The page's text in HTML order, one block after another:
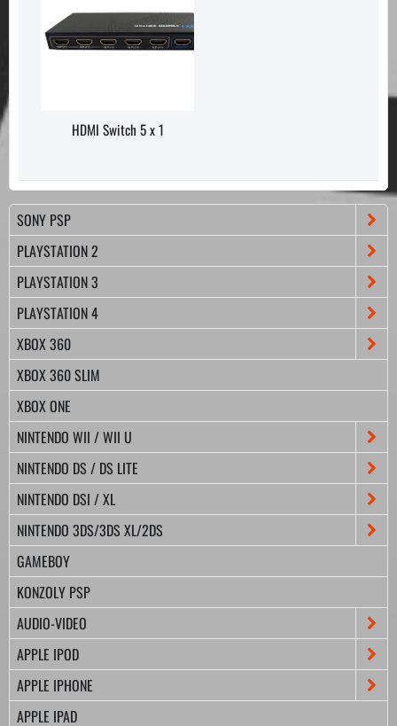
HDMI Switch 5 x 1
SONY PSP
PLAYSTATION 2
PLAYSTATION 3
PLAYSTATION 4
XBOX 360
XBOX 360 SLIM
XBOX ONE
NINTENDO WII / WII U
NINTENDO DS / DS LITE
NINTENDO DSI / XL
NINTENDO 3DS/3DS XL/2DS
GAMEBOY
KONZOLY PSP
AUDIO-VIDEO
APPLE IPOD
APPLE IPHONE
APPLE IPAD